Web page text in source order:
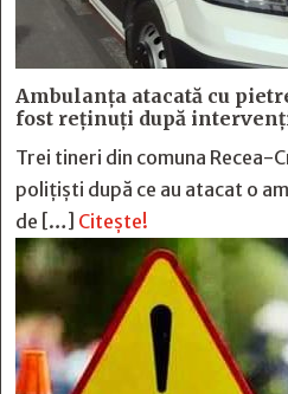
Ambulanța atacată cu
fost reținuți după
Trei tineri din comuna
polițiști după ce au atacat o
de […] Citește!